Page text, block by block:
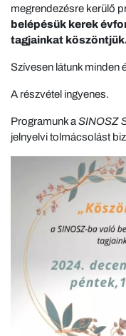
megrendezésre kerülő
belépésük kerek
tagjainkat
Szívesen látunk minden
A részvétel ingyenes.
Programunk a SINOSZ
jelnyelvi tolmácsolást